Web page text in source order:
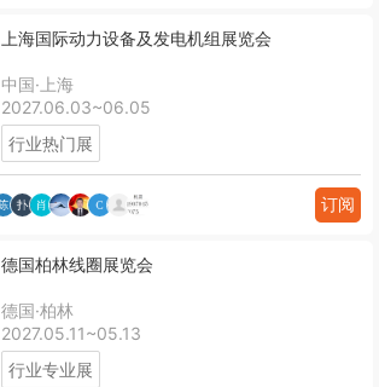
上海国际动力设备及发电机组展览会
中国·上海
2027.06.03~06.05
行业热门展
订阅
德国柏林线圈展览会
德国·柏林
2027.05.11~05.13
行业专业展